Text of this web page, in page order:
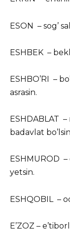
ESON – sog’
ESHBEK –
ESHBO’RI –
asrasin.
ESHDABLAT
badavlat
ESHMUROD
yetsin.
ESHQOBIL –
E’ZOZ –